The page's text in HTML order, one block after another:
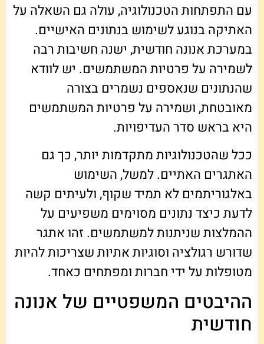
עם התפתחות הטכנולוגיה, עולה גם השאלה על
האתיקה בנוגע לשימוש בנתונים האישיים.
במערכת אנונה חודשית, ישנה חשיבות רבה
לשמירה על פרטיות המשתמשים. יש לוודא
שהנתונים שנאספים נשמרים בצורה
מאובטחת, ושמירה על פרטיות המשתמשים
היא בראש סדר העדיפויות.
ככל שהטכנולוגיות מתקדמות יותר, כך גם
האתגרים האתיים. למשל, השימוש
באלגוריתמים לא תמיד שקוף, ולעיתים קשה
לדעת כיצד נתונים מסוימים משפיעים על
ההמלצות שניתנות למשתמשים. זהו אתגר
שדורש רגולציה וסוגיות אתיות שצריכות להיות
מטופלות על ידי חברות ומפתחים כאחד.
ההיבטים המשפטיים של אנונה
חודשית